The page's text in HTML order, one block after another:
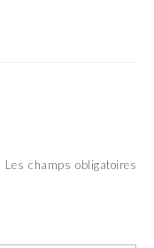
Les champs obligatoires